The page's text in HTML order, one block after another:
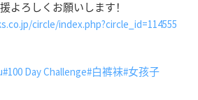
よろしくお願いします！
circle/index.php?circle_id=114555
#100 Day Challenge#白裤袜#女孩子